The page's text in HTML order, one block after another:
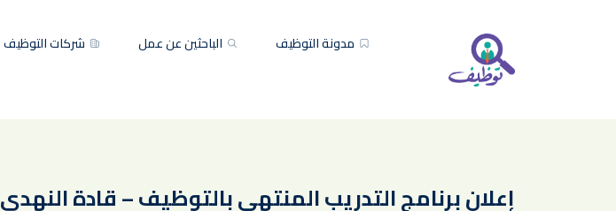
شركات التوظيف الباحثين عن عمل
مدونة التوظيف
إعلان برنامج التدريب المنتهي بالتوظيف – قادة النهدي 2025 للرجال والنساء